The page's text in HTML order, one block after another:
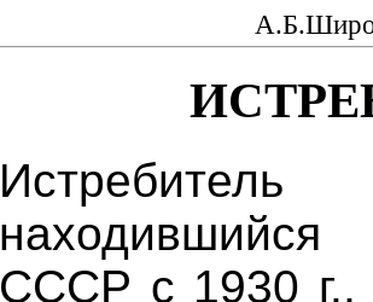
СССР с 1930 г.,